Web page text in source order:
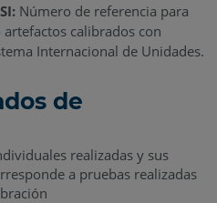
Número de referencia para
calibrados con
Internacional de Unidades.
de
realizadas y sus
a pruebas realizadas